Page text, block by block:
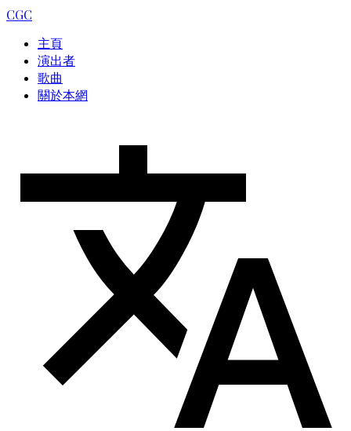
CGC
主頁
演出者
歌曲
關於本網